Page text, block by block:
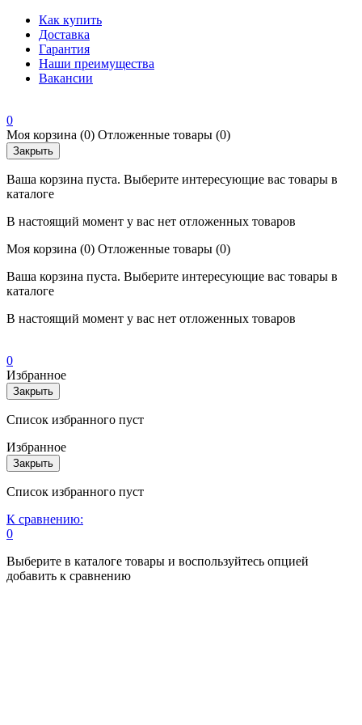
Как купить
Доставка
Гарантия
Наши преимущества
Вакансии
0
Моя корзина (0) Отложенные товары (0)
Закрыть
Ваша корзина пуста. Выберите интересующие вас товары в
каталоге
В настоящий момент у вас нет отложенных товаров
Моя корзина (0) Отложенные товары (0)
Ваша корзина пуста. Выберите интересующие вас товары в
каталоге
В настоящий момент у вас нет отложенных товаров
0
Избранное
Закрыть
Список избранного пуст
Избранное
Закрыть
Список избранного пуст
К сравнению:
0
Выберите в каталоге товары и воспользуйтесь опцией
добавить к сравнению